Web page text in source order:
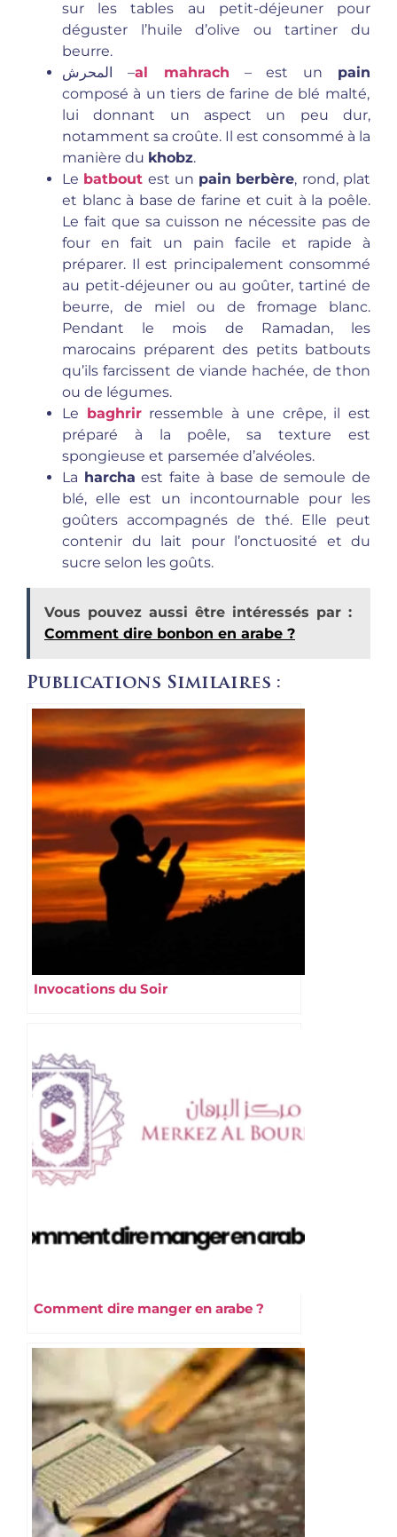
sur les tables au petit-déjeuner pour
déguster l’huile d’olive ou tartiner du
beurre.
–al mahrach – est un pain
composé à un tiers de farine de blé malté,
lui donnant un aspect un peu dur,
notamment sa croûte. Il est consommé à la
manière du khobz.
Le batbout est un pain berbère, rond, plat
et blanc à base de farine et cuit à la poêle.
Le fait que sa cuisson ne nécessite pas de
four en fait un pain facile et rapide à
préparer. Il est principalement consommé
au petit-déjeuner ou au goûter, tartiné de
beurre, de miel ou de fromage blanc.
Pendant le mois de Ramadan, les
marocains préparent des petits batbouts
qu’ils farcissent de viande hachée, de thon
ou de légumes.
Le baghrirressemble à une crêpe, il est
préparé à la poêle, sa texture est
spongieuse et parsemée d’alvéoles.
La harcha est faite à base de semoule de
blé, elle est un incontournable pour les
goûters accompagnés de thé. Elle peut
contenir du lait pour l’onctuosité et du
sucre selon les goûts.
Vous pouvez aussi être intéressés par :
Comment dire bonbon en arabe ?
Publications Similaires :
Invocations du Soir
Comment dire manger en arabe ?